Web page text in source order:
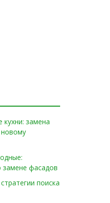
кухни: замена
новому
замене фасадов
поиска